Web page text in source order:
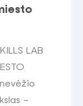
LAB
–